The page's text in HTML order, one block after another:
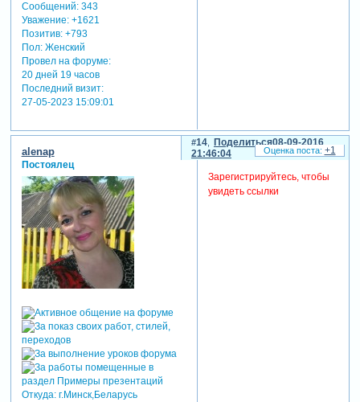
Сообщений:343
Уважение: +1621
Позитив: +793
Пол:Женский
Провел на форуме:
20 дней 19 часов
Последний визит:
27-05-2023 15:09:01
Поделиться
14
08-09-2016
21:46:04
alenap
Постоялец
Откуда:г.Минск,Беларусь
Зарегистрируйтесь, чтобы
увидеть ссылки
+1